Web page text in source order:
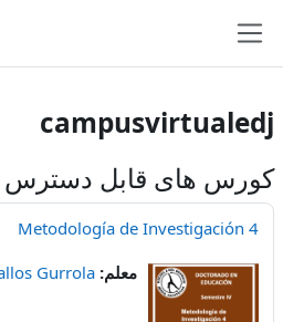
campusvirtualedj
کورس های قابل دسترس
Metodología de Investigación 4
معلم: Gurrola